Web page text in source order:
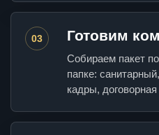
03 Готовим
Собираем пакет
папке:
кадры, договорная